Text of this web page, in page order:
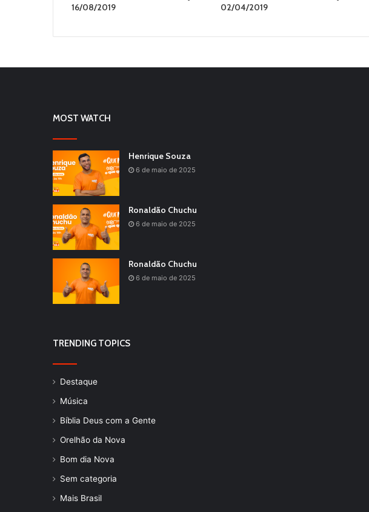
16/08/2019
02/04/2019
MOST WATCH
Henrique Souza
6 de maio de 2025
Ronaldão Chuchu
6 de maio de 2025
Ronaldão Chuchu
6 de maio de 2025
TRENDING TOPICS
Destaque
Música
Bíblia Deus com a Gente
Orelhão da Nova
Bom dia Nova
Sem categoria
Mais Brasil